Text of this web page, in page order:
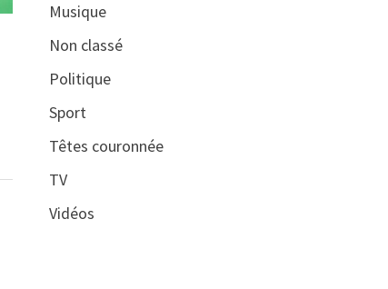
Musique
Non classé
Politique
Sport
Têtes couronnée
TV
Vidéos